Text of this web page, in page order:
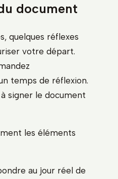
document
quelques réflexes
votre départ.
temps de réflexion.
signer le document
les éléments
au jour réel de